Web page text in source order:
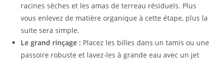
racines sèches et les amas de terreau résiduels. Plus
vous enlevez de matière organique à cette étape, plus la
suite sera simple.
Le grand rinçage : Placez les billes dans un tamis ou une
passoire robuste et lavez-les à grande eau avec un jet